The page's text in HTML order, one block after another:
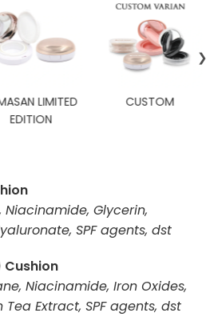
LIMITED
EDITION
CUSTOM
❯
Glycerin,
SPF agents, dst
Niacinamide, Iron Oxides,
Extract, SPF agents, dst